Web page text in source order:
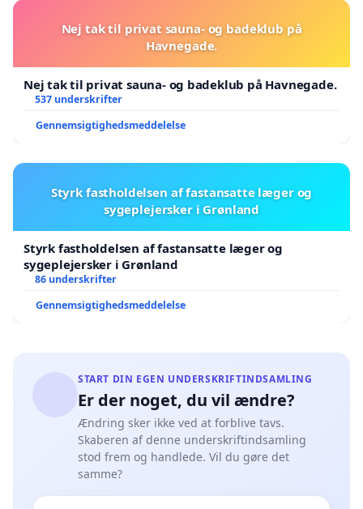
Nej tak til privat sauna- og badeklub på
Havnegade.
Nej tak til privat sauna- og badeklub på Havnegade.
537 underskrifter
Gennemsigtighedsmeddelelse
Styrk fastholdelsen af fastansatte læger og
sygeplejersker i Grønland
Styrk fastholdelsen af fastansatte læger og
sygeplejersker i Grønland
86 underskrifter
Gennemsigtighedsmeddelelse
START DIN EGEN UNDERSKRIFTINDSAMLING
Er der noget, du vil ændre?
Ændring sker ikke ved at forblive tavs.
Skaberen af denne underskriftindsamling
stod frem og handlede. Vil du gøre det
samme?